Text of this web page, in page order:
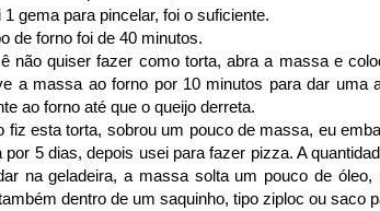
1 gema para pincelar, foi o suficiente.
de forno foi de 40 minutos.
não quiser fazer como torta, abra a massa e
a massa ao forno por 10 minutos para dar uma
ao forno até que o queijo derreta.
fiz esta torta, sobrou um pouco de massa, eu
por 5 dias, depois usei para fazer pizza. A
na geladeira, a massa solta um pouco de
dentro de um saquinho, tipo ziploc ou saco